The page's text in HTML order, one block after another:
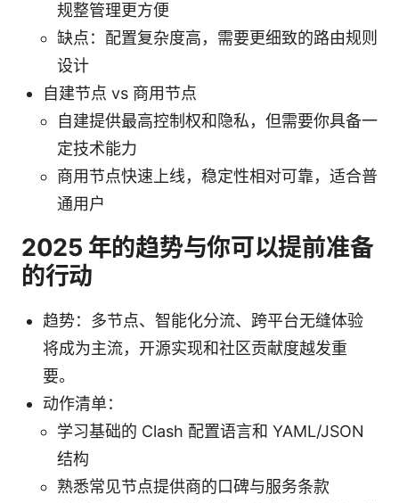
规整管理更方便
缺点：配置复杂度高，需要更细致的路由规则
设计
自建节点 vs 商用节点
自建提供最高控制权和隐私，但需要你具备一
定技术能力
商用节点快速上线，稳定性相对可靠，适合普
通用户
2025 年的趋势与你可以提前准备
的行动
趋势：多节点、智能化分流、跨平台无缝体验
将成为主流，开源实现和社区贡献度越发重
要。
动作清单：
学习基础的 Clash 配置语言和 YAML/JSON
结构
熟悉常见节点提供商的口碑与服务条款